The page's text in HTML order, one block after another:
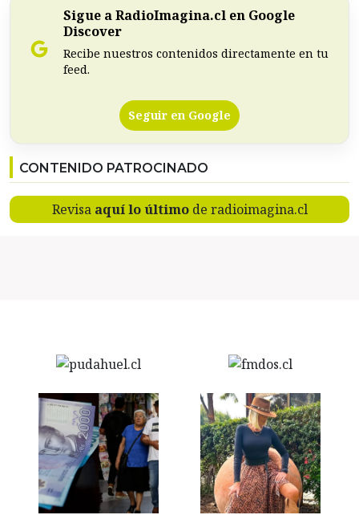
Sigue a RadioImagina.cl en Google
Discover
Recibe nuestros contenidos directamente en tu
feed.
Seguir en Google
CONTENIDO PATROCINADO
Revisa aquí lo últimode radioimagina.cl